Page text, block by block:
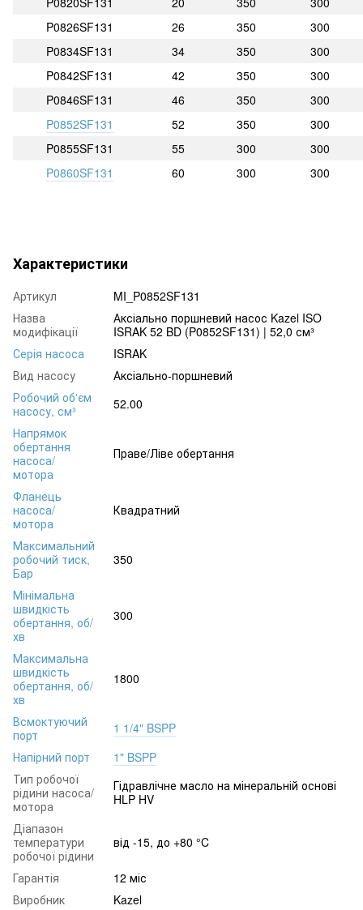
P0826SF131
26 350
300
P0834SF131
34 350
300
P0842SF131
42 350
300
P0846SF131
46 350
300
P0852SF131
52 350
300
P0855SF131
55 300
300
P0860SF131
60 300 300
Характеристики
Артикул
MI_P0852SF131
Назва
модифікації
Аксіально поршневий насос Kazel ISO
ISRAK 52 BD (P0852SF131) | 52,0 см³
Серія насоса
ISRAK
Вид насосу
Аксіально-поршневий
Робочий об'єм
насосу, см³
52.00
Напрямок
обертання
насоса/
мотора
Праве/Ліве обертання
Фланець
насоса/
мотора
Квадратний
Максимальний
робочий тиск,
Бар
350
Мінімальна
швидкість
обертання, об/
хв
300
Максимальна
швидкість
обертання, об/
хв
1800
Всмоктуючий
порт
1 1/4" BSPP
Напірний порт
1" BSPP
Тип робочої
рідини насоса/
мотора
Гідравлічне масло на мінеральній основі
HLP HV
Діапазон
температури
робочої рідини
від -15, до +80 °C
Гарантія
12 міс
Виробник
Kazel